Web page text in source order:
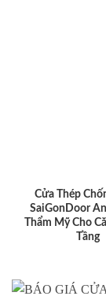
Cửa Thép
SaiGonDoor An
Thẩm Mỹ Cho
Tầng